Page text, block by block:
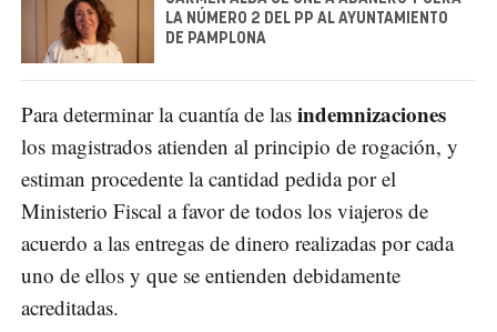
LA NÚMERO 2 DEL PP AL AYUNTAMIENTO
DE PAMPLONA
Para determinar la cuantía de las indemnizaciones
los magistrados atienden al principio de rogación, y
estiman procedente la cantidad pedida por el
Ministerio Fiscal a favor de todos los viajeros de
acuerdo a las entregas de dinero realizadas por cada
uno de ellos y que se entienden debidamente
acreditadas.